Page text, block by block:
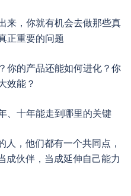
来，你就有机会去做那些真
正重要的问题
你的产品还能如何进化？你
效能？
、十年能走到哪里的关键
，他们都有一个共同点，
成伙伴，当成延伸自己能力